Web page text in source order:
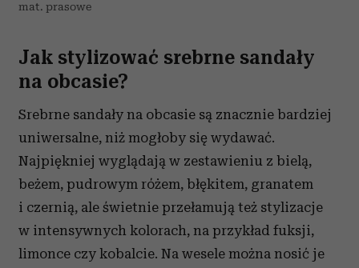
mat. prasowe
Jak stylizować srebrne sandały
na obcasie?
Srebrne sandały na obcasie są znacznie bardziej
uniwersalne, niż mogłoby się wydawać.
Najpiękniej wyglądają w zestawieniu z bielą,
beżem, pudrowym różem, błękitem, granatem
i czernią, ale świetnie przełamują też stylizacje
w intensywnych kolorach, na przykład fuksji,
limonce czy kobalcie. Na wesele można nosić je